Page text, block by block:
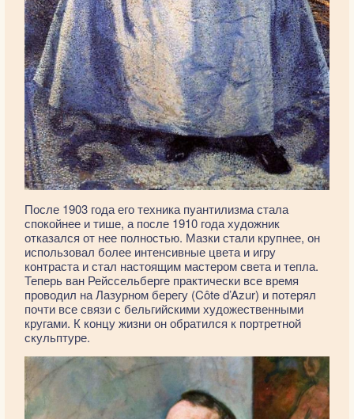
После 1903 года его техника пуантилизма стала
спокойнее и тише, а после 1910 года художник
отказался от нее полностью. Мазки стали крупнее, он
использовал более интенсивные цвета и игру
контраста и стал настоящим мастером света и тепла.
Теперь ван Рейссельберге практически все время
проводил на Лазурном берегу (Côte d’Azur) и потерял
почти все связи с бельгийскими художественными
кругами. К концу жизни он обратился к портретной
скульптуре.